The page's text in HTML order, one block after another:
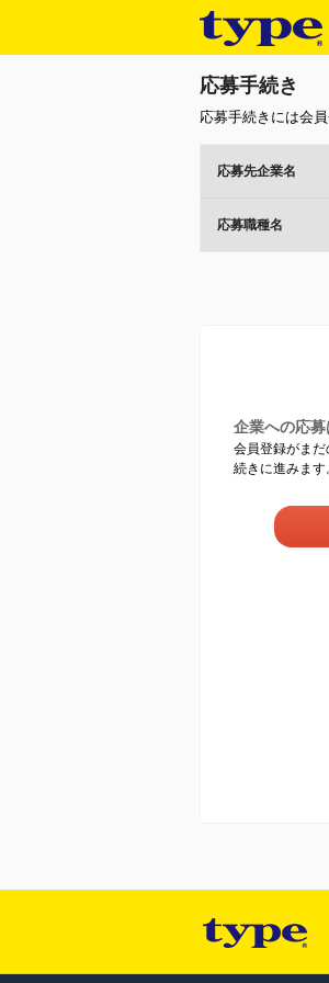
応募手続き
応募手続きには会
応募先企業名
応募職種名
企業への応
会員登録がま
続きに進みます